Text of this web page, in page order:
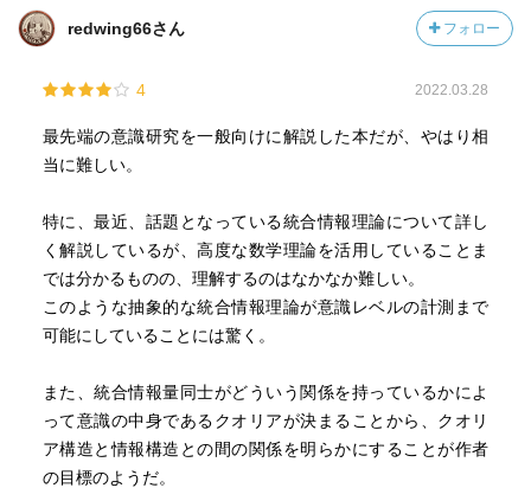
集団などの）「メカニズム」が生み出す統合情報量（メカ
ニズムレベルのスモール・ファイ）、そしてそのスモー
て、意識の中身・クオリアが決まる
redwing66さん フォロー
4 2022.03.28
最先端の意識研究を一般向けに解説した本だが、やはり相
当に難しい。
特に、最近、話題となっている統合情報理論について詳し
く解説しているが、高度な数学理論を活用していることま
では分かるものの、理解するのはなかなか難しい。
このような抽象的な統合情報理論が意識レベルの計測まで
可能にしていることには驚く。
また、統合情報量同士がどういう関係を持っているかによ
って意識の中身であるクオリアが決まることから、クオリ
ア構造と情報構造との間の関係を明らかにすることが作者
の目標のようだ。